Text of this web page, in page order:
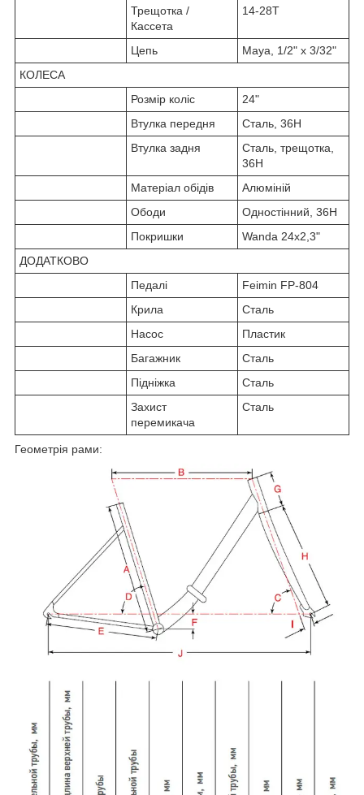
Трещотка /
Кассета
14-28T
Цепь
Maya, 1/2" х 3/32"
КОЛЕСА
Розмір коліс
24"
Втулка передня
Сталь, 36H
Втулка задня
Сталь, трещотка,
36H
Матеріал обідів
Алюміній
Ободи
Одностінний, 36H
Покришки
Wanda 24х2,3"
ДОДАТКОВО
Педалі
Feimin FP-804
Крила
Сталь
Насос
Пластик
Багажник
Сталь
Підніжка
Сталь
Захист
перемикача
Сталь
Геометрія рами: